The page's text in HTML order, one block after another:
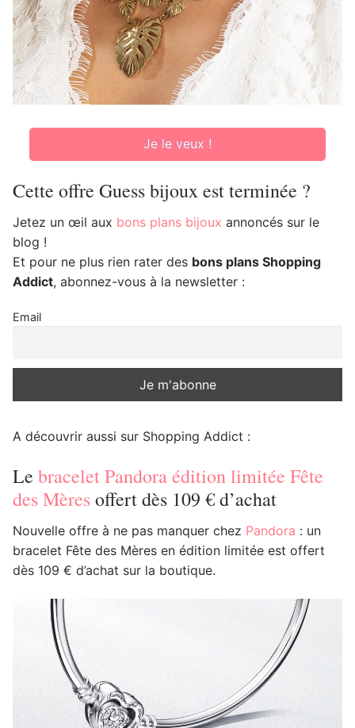
Je le veux !
Cette offre Guess bijoux est terminée ?
Jetez un œil aux bons plans bijoux annoncés sur le
blog !
Et pour ne plus rien rater des bons plans Shopping
Addict, abonnez-vous à la newsletter :
Email
A découvrir aussi sur Shopping Addict :
Le bracelet Pandora édition limitée Fête
des Mèresoffert dès 109 € d’achat
Nouvelle offre à ne pas manquer chez Pandora : un
bracelet Fête des Mères en édition limitée est offert
dès 109 € d’achat sur la boutique.